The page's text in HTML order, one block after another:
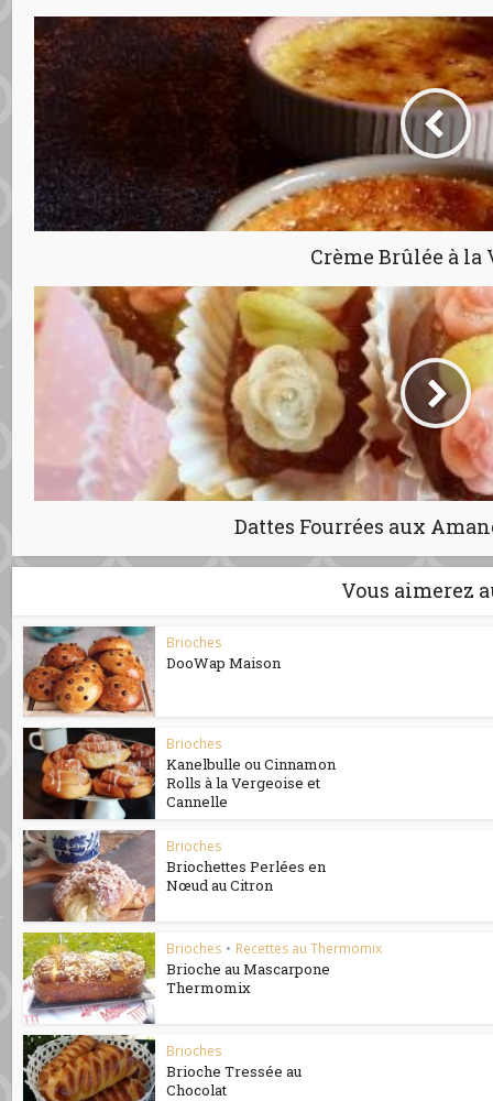
Crème Brûlée à
Dattes Fourrées aux
Vous aimerez
Brioches
DooWap Maison
Brioches
Kanelbulle ou Cinnamon
Rolls à la Vergeoise et
Cannelle
Brioches
Briochettes Perlées en
Nœud au Citron
Brioches • Recettes au Thermomix
Brioche au Mascarpone
Thermomix
Brioches
Brioche Tressée au
Chocolat